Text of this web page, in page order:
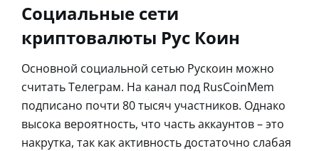
Социальные сети
криптовалюты Рус Коин
Основной социальной сетью Рускоин можно
считать Телеграм. На канал под RusCoinMem
подписано почти 80 тысяч участников. Однако
высока вероятность, что часть аккаунтов – это
накрутка, так как активность достаточно слабая